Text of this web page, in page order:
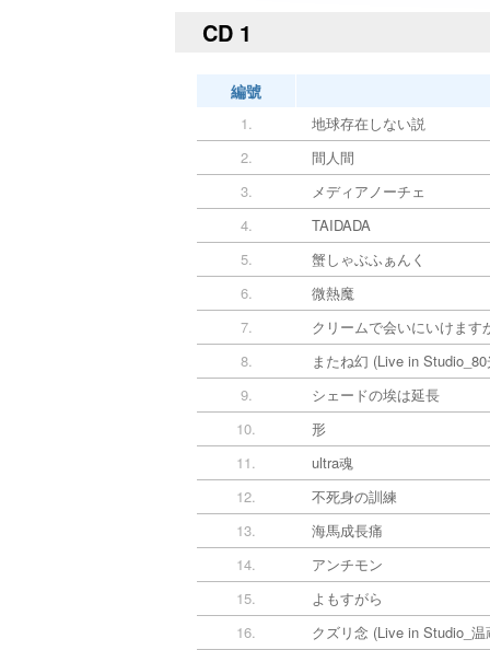
CD 1
編號
1.
地球存在しない説
2.
間人間
3.
メディアノーチェ
4.
TAIDADA
5.
蟹しゃぶふぁんく
6.
微熱魔
7.
クリームで会いにいけます
8.
またね幻 (Live in
9.
シェードの埃は延長
10.
形
11.
ultra魂
12.
不死身の訓練
13.
海馬成長痛
14.
アンチモン
15.
よもすがら
16.
クズリ念 (Live in Studio_温